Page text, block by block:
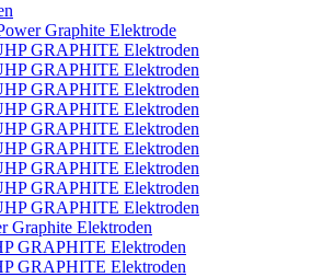
Graphite Elektrode
GRAPHITE Elektroden
GRAPHITE Elektroden
GRAPHITE Elektroden
GRAPHITE Elektroden
GRAPHITE Elektroden
GRAPHITE Elektroden
GRAPHITE Elektroden
GRAPHITE Elektroden
GRAPHITE Elektroden
Graphite Elektroden
GRAPHITE Elektroden
GRAPHITE Elektroden